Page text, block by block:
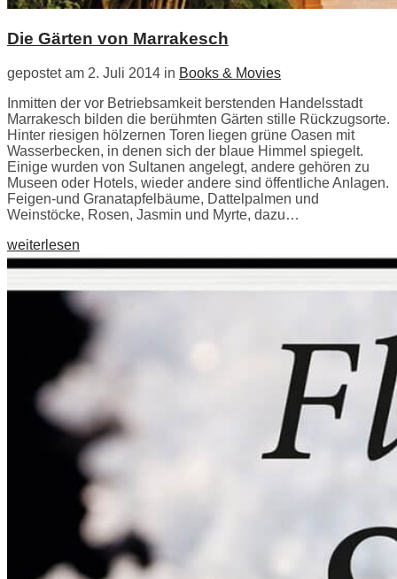
Die Gärten von Marrakesch
gepostet am 2. Juli 2014 in Books & Movies
Inmitten der vor Betriebsamkeit berstenden Handelsstadt
Marrakesch bilden die berühmten Gärten stille Rückzugsorte.
Hinter riesigen hölzernen Toren liegen grüne Oasen mit
Wasserbecken, in denen sich der blaue Himmel spiegelt.
Einige wurden von Sultanen angelegt, andere gehören zu
Museen oder Hotels, wieder andere sind öffentliche Anlagen.
Feigen-und Granatapfelbäume, Dattelpalmen und
Weinstöcke, Rosen, Jasmin und Myrte, dazu…
weiterlesen